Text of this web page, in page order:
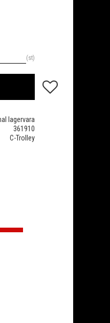
st
Lägg till i favoriter
lagervara
361910
C-Trolley